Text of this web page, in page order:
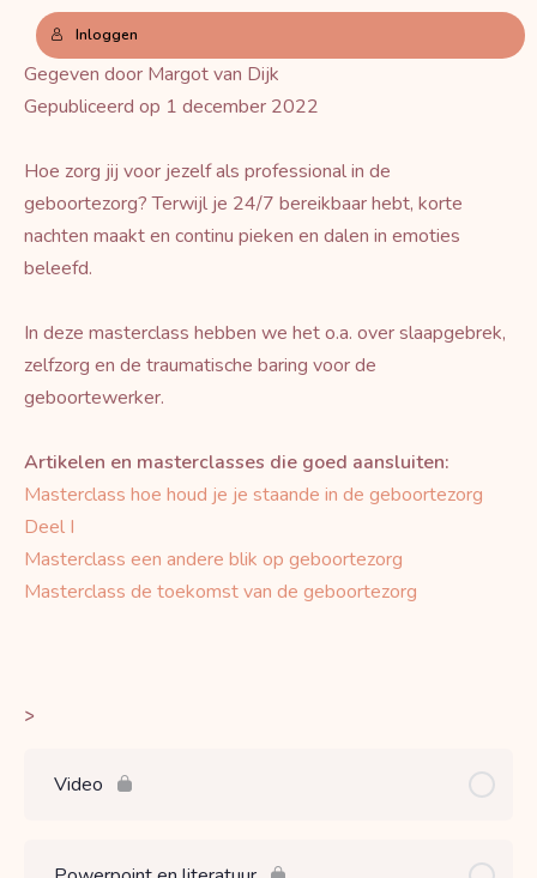
Inloggen
Gegeven door Margot van Dijk
Gepubliceerd op 1 december 2022
Hoe zorg jij voor jezelf als professional in de
geboortezorg? Terwijl je 24/7 bereikbaar hebt, korte
nachten maakt en continu pieken en dalen in emoties
beleefd.
In deze masterclass hebben we het o.a. over slaapgebrek,
zelfzorg en de traumatische baring voor de
geboortewerker.
Artikelen en masterclasses die goed aansluiten:
Masterclass hoe houd je je staande in de geboortezorg
Deel I
Masterclass een andere blik op geboortezorg
Masterclass de toekomst van de geboortezorg
>
Video